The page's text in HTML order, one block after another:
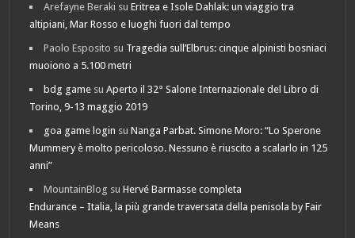
Arefayne Beraki suEritrea e Isole Dahlak: un viaggio tra
altipiani, Mar Rosso e luoghi fuori dal tempo
Paolo Esposito su Tragedia sull’Elbrus: cinque alpinisti bosniaci
muoiono a 5.100 metri
bdg game suAperto il 32° Salone Internazionale del Libro di
Torino, 9-13 maggio 2019
goa game login suNanga Parbat. Simone Moro: “Lo Sperone
Mummery è molto pericoloso. Nessuno è riuscito a scalarlo in 125
anni”
MountainBlog suHervé Barmasse completa
Endurance – Italia, la più grande traversata della penisola by Fair
Means